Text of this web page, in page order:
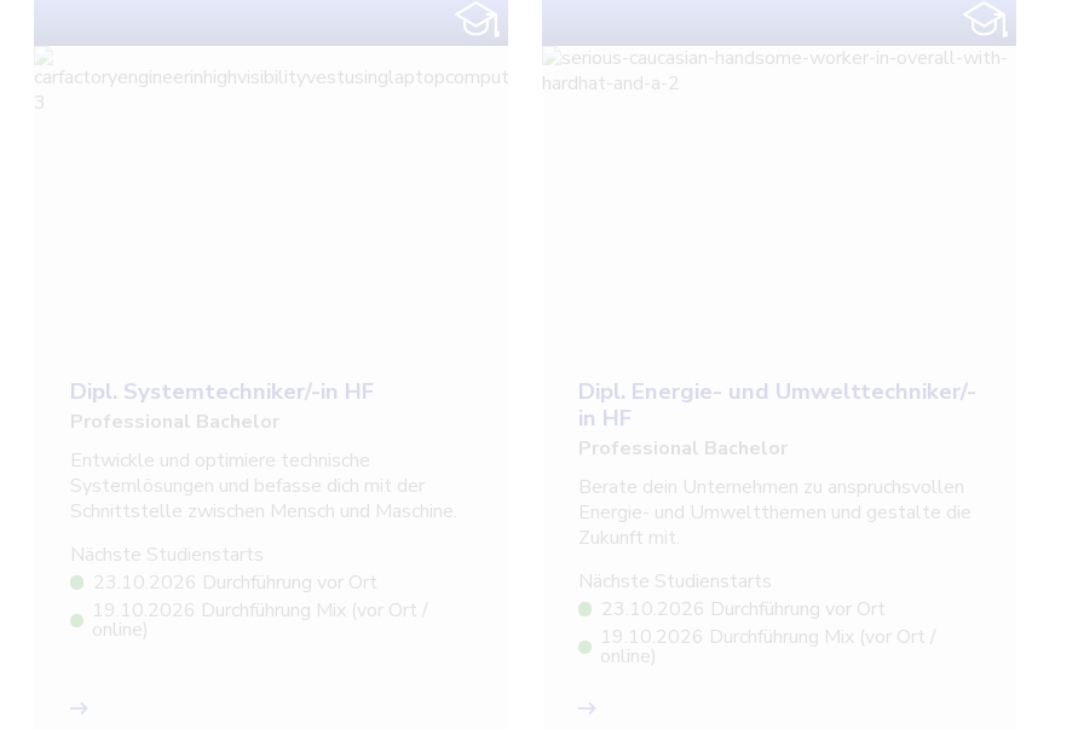
Dipl. Systemtechniker/-in HF
Professional Bachelor
Entwickle und optimiere technische
Systemlösungen und befasse dich mit der
Schnittstelle zwischen Mensch und Maschine.
Nächste Studienstarts
23.10.2026 Durchführung vor Ort
19.10.2026 Durchführung Mix (vor Ort /
online)
Dipl. Energie- und Umwelttechniker/-
in HF
Professional Bachelor
Berate dein Unternehmen zu anspruchsvollen
Energie- und Umweltthemen und gestalte die
Zukunft mit.
Nächste Studienstarts
23.10.2026 Durchführung vor Ort
19.10.2026 Durchführung Mix (vor Ort /
online)